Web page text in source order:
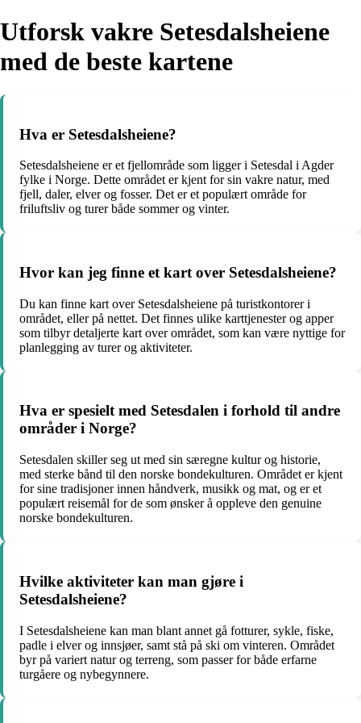
Utforsk vakre Setesdalsheiene
med de beste kartene
Hva er Setesdalsheiene?
Setesdalsheiene er et fjellområde som ligger i Setesdal i Agder
fylke i Norge. Dette området er kjent for sin vakre natur, med
fjell, daler, elver og fosser. Det er et populært område for
friluftsliv og turer både sommer og vinter.
Hvor kan jeg finne et kart over Setesdalsheiene?
Du kan finne kart over Setesdalsheiene på turistkontorer i
området, eller på nettet. Det finnes ulike karttjenester og apper
som tilbyr detaljerte kart over området, som kan være nyttige for
planlegging av turer og aktiviteter.
Hva er spesielt med Setesdalen i forhold til andre
områder i Norge?
Setesdalen skiller seg ut med sin særegne kultur og historie,
med sterke bånd til den norske bondekulturen. Området er kjent
for sine tradisjoner innen håndverk, musikk og mat, og er et
populært reisemål for de som ønsker å oppleve den genuine
norske bondekulturen.
Hvilke aktiviteter kan man gjøre i
Setesdalsheiene?
I Setesdalsheiene kan man blant annet gå fotturer, sykle, fiske,
padle i elver og innsjøer, samt stå på ski om vinteren. Området
byr på variert natur og terreng, som passer for både erfarne
turgåere og nybegynnere.